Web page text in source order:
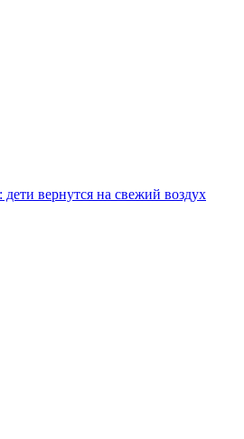
вернутся на свежий воздух